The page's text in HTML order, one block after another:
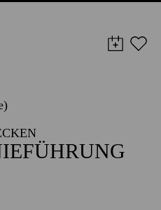
der TUPcard ausgeschlossen.